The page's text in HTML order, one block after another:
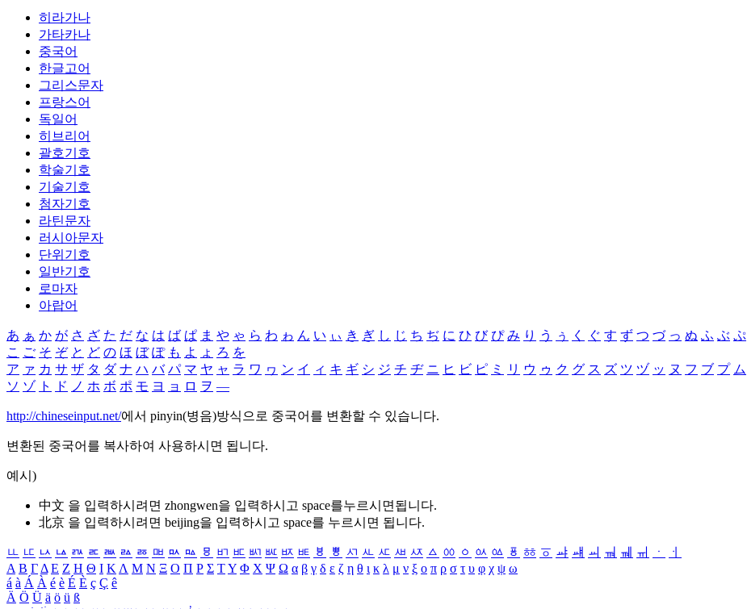
히라가나
가타카나
중국어
한글고어
그리스문자
프랑스어
독일어
히브리어
괄호기호
학술기호
기술기호
첨자기호
라틴문자
러시아문자
단위기호
일반기호
로마자
아랍어
あ ぁ か が さ ざ た だ な は ば ぱ ま や ゃ ら わ ゎ ん い ぃ き ぎ し じ ち ぢ に ひ び ぴ み り う ぅ く ぐ す ず つ づ っ ぬ ふ ぶ ぷ
こ ご そ ぞ と ど の ほ ぼ ぽ も よ ょ ろ を
ア ァ カ サ ザ タ ダ ナ ハ バ パ マ ヤ ャ ラ ワ ヮ ン イ ィ キ ギ シ ジ チ ヂ ニ ヒ ビ ピ ミ リ ウ ゥ ク グ ス ズ ツ ヅ ッ ヌ フ ブ プ ム
ソ ゾ ト ド ノ ホ ボ ポ モ ヨ ョ ロ ヲ ―
http://chineseinput.net/에서 pinyin(병음)방식으로 중국어를 변환할 수 있습니다.
변환된 중국어를 복사하여 사용하시면 됩니다.
예시)
中文 을 입력하시려면 zhongwen을 입력하시고 space를누르시면됩니다.
北京 을 입력하시려면 beijing을 입력하시고 space를 누르시면 됩니다.
ㅥ ㅦ ㅧ ㅨ ㅩ ㅪ ㅫ ㅬ ㅭ ㅮ ㅯ ㅰ ㅱ ㅲ ㅳ ㅴ ㅵ ㅶ ㅷ ㅸ ㅹ ㅺ ㅻ ㅼ ㅽ ㅾ ㅿ ㆀ ㆁ ㆂ ㆃ ㆄ ㆅ ㆆ ㆇ ㆈ ㆉ ㆊ ㆋ ㆌ ㆍ
ㆎ
Α Β ΓΔ Ε Ζ Η Θ Ι ΚΛ Μ Ν Ξ Ο Π Ρ Σ ΤΥ Φ Χ Ψ Ω α β γ δ ε ζ η θ ι κ λ μ ν ξ ο π ρ σ τ υ φ χ ψ ω
á à Á À é è É È ç Ç ê
Ä Ö Ü ä ö ü ß